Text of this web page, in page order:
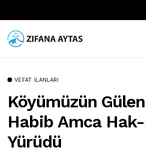
VEFAT İLANLARI
Köyümüzün
Habib Amca
Yürüdü